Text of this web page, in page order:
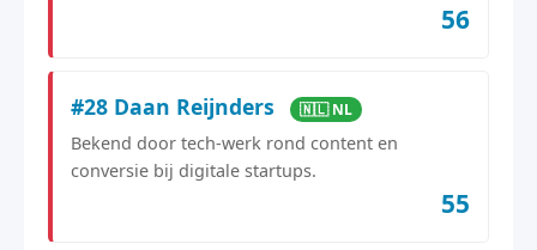
56
#28 Daan Reijnders 🇳🇱 NL
Bekend door tech-werk rond content en
conversie bij digitale startups.
55